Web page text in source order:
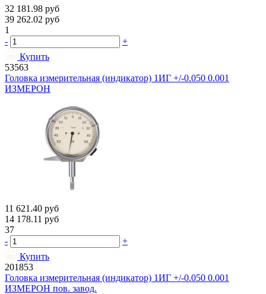
32 181.98 руб
39 262.02 руб
1
-
+
Купить
53563
Головка измерительная (индикатор) 1ИГ +/-0.050 0.001
ИЗМЕРОН
11 621.40 руб
14 178.11 руб
37
-
+
Купить
201853
Головка измерительная (индикатор) 1ИГ +/-0.050 0.001
ИЗМЕРОН пов. завод.